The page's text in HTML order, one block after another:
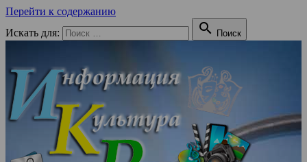
Перейти к содержанию
Искать для:
 Поиск